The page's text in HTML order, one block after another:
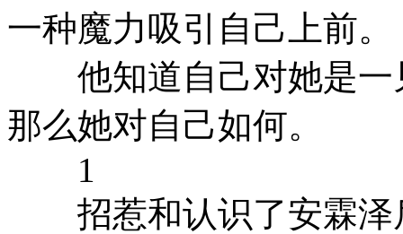
一种魔力吸引自己上前。
他知道自己对她是一
那么她对自己如何。
1
招惹和认识了安霖泽